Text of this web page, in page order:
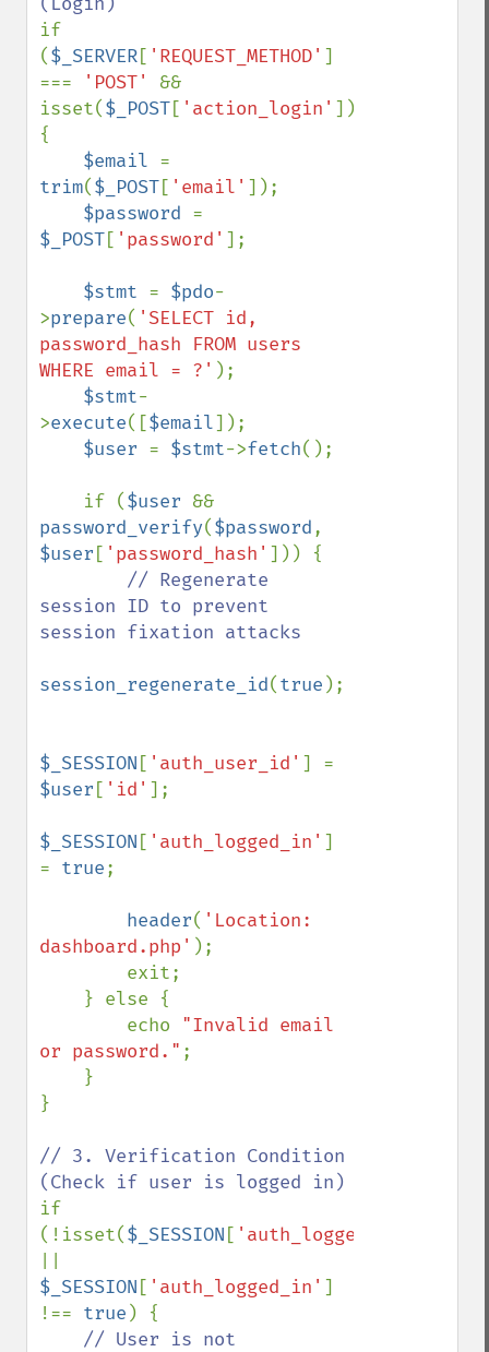
if
($_SERVER[ 'REQUEST_METHOD' ]
===
'POST' &&
isset($_POST[ 'action_login' ]))
{
$email
trim($_POST[ 'email' ]);
$password
$_POST[ 'password' ];
$stmt = $pdo-
>prepare( 'SELECT id,
password_hash FROM users
WHERE email = ?' );
$stmt-
>execute([$email]);
$user = $stmt->fetch();
    if (
$user
password_verify($password
$user [ 'password_hash' ])) {
// Regenerate
session ID to prevent
session fixation attacks
session_regenerate_id(true );
$_SESSION [ 'auth_user_id'
$user [ 'id' ];
$_SESSION [ 'auth_logged_in' ]
= true;
header( 'Location:
dashboard.php' );
        echo
"Invalid email
or password." ;
}
// 3. Verification Condition
if
(!isset($_SESSION [ 'auth_logged_in'
$_SESSION [ 'auth_logged_in' ]
!== true ) {
// User is not